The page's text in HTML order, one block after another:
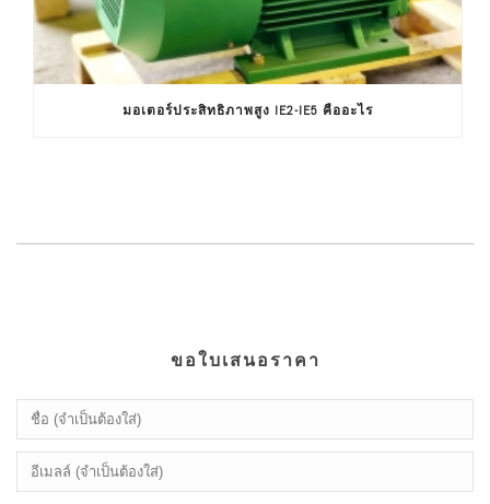
มอเตอร์ประสิทธิภาพสูง IE2-IE5 คืออะไร
ขอใบเสนอราคา